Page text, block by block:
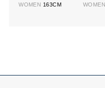
WOMEN 163CM WOMEN